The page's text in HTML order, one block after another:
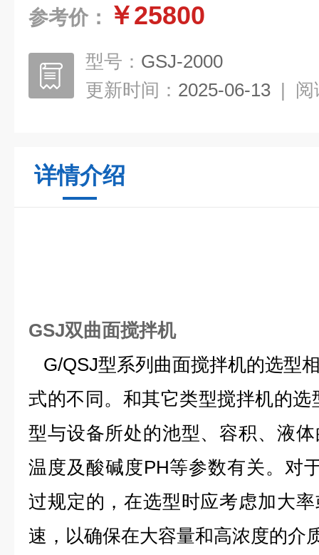
参考价： ￥25800
型号： GSJ-2000
更新时间： 2025-06-13 | 阅
详情介绍
GSJ双曲面搅拌机
G/QSJ型系列曲面搅拌机的选型
式的不同。和其它类型搅拌机的
型与设备所处的池型、容积、液
温度及酸碱度PH等参数有关。对
过规定的，在选型时应考虑加大
速，以确保在大容量和高浓度的介